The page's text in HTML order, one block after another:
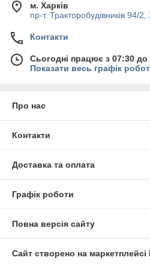
м. Харків
пр-т. Тракторобудівників 94/2,
Контакти
Сьогодні працює з 07:30 до
Показати весь графік
Про нас
Контакти
Доставка та оплата
Графік роботи
Повна версія сайту
Сайт створено на маркетплейсі